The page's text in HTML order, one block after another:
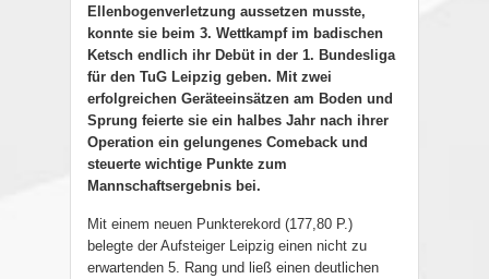
Ellenbogenverletzung aussetzen musste,
konnte sie beim 3. Wettkampf im badischen
Ketsch endlich ihr Debüt in der 1. Bundesliga
für den TuG Leipzig geben. Mit zwei
erfolgreichen Geräteeinsätzen am Boden und
Sprung feierte sie ein halbes Jahr nach ihrer
Operation ein gelungenes Comeback und
steuerte wichtige Punkte zum
Mannschaftsergebnis bei.
Mit einem neuen Punkterekord (177,80 P.)
belegte der Aufsteiger Leipzig einen nicht zu
erwartenden 5. Rang und ließ einen deutlichen